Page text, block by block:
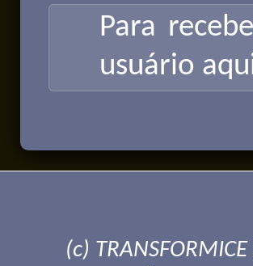
Para
usuário
(c)